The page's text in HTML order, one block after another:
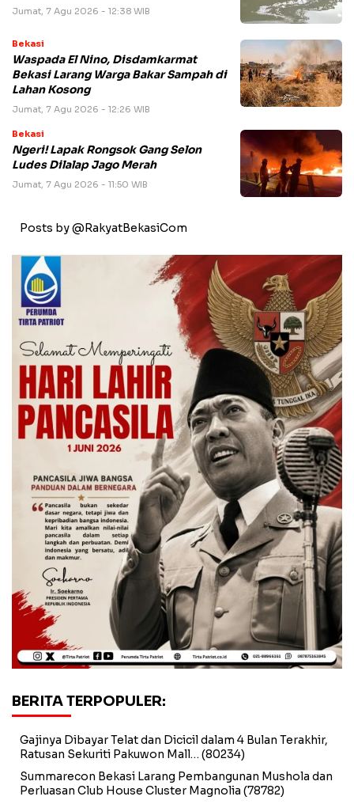
Jumat, 7 Agu 2026 - 12:38 WIB
Bekasi
Waspada El Nino, Disdamkarmat
Bekasi Larang Warga Bakar Sampah di
Lahan Kosong
Jumat, 7 Agu 2026 - 12:26 WIB
Bekasi
Ngeri! Lapak Rongsok Gang Selon
Ludes Dilalap Jago Merah
Jumat, 7 Agu 2026 - 11:50 WIB
Posts by @RakyatBekasiCom
BERITA TERPOPULER:
Gajinya Dibayar Telat dan Dicicil dalam 4 Bulan Terakhir,
Ratusan Sekuriti Pakuwon Mall… (80234)
Summarecon Bekasi Larang Pembangunan Mushola dan
Perluasan Club House Cluster Magnolia (78782)